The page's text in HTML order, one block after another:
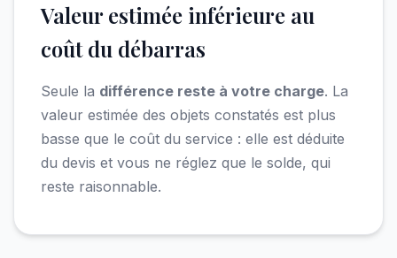
Valeur estimée inférieure au
coût du débarras
Seule la différence reste à votre charge. La
valeur estimée des objets constatés est plus
basse que le coût du service : elle est déduite
du devis et vous ne réglez que le solde, qui
reste raisonnable.